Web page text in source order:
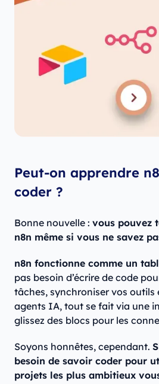
Peut-on apprendre
coder ?
Bonne nouvelle : vous pouvez
n8n même si vous ne savez
n8n fonctionne comme un
pas besoin d’écrire de code
tâches, synchroniser vos
agents IA, tout se fait via une
glissez des blocs pour les
Soyons honnêtes, cependant.
besoin de savoir coder pour
projets les plus ambitieux